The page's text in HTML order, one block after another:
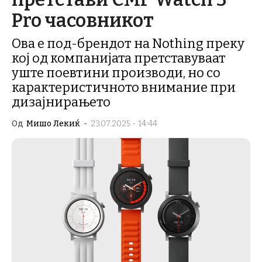
Pro часовникот
Ова е под-брендот на Nothing преку
кој од компанијата претставуваат
уште поевтини производи, но со
карактеристичното внимание при
дизајнирањето
Од Мишо Лекиќ - 23.07.2025 - 14:44